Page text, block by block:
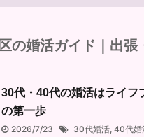
の婚活ガイド｜出
30代・40代の婚活はライフ
の第一歩
2026/7/23 30代婚活, 40代婚